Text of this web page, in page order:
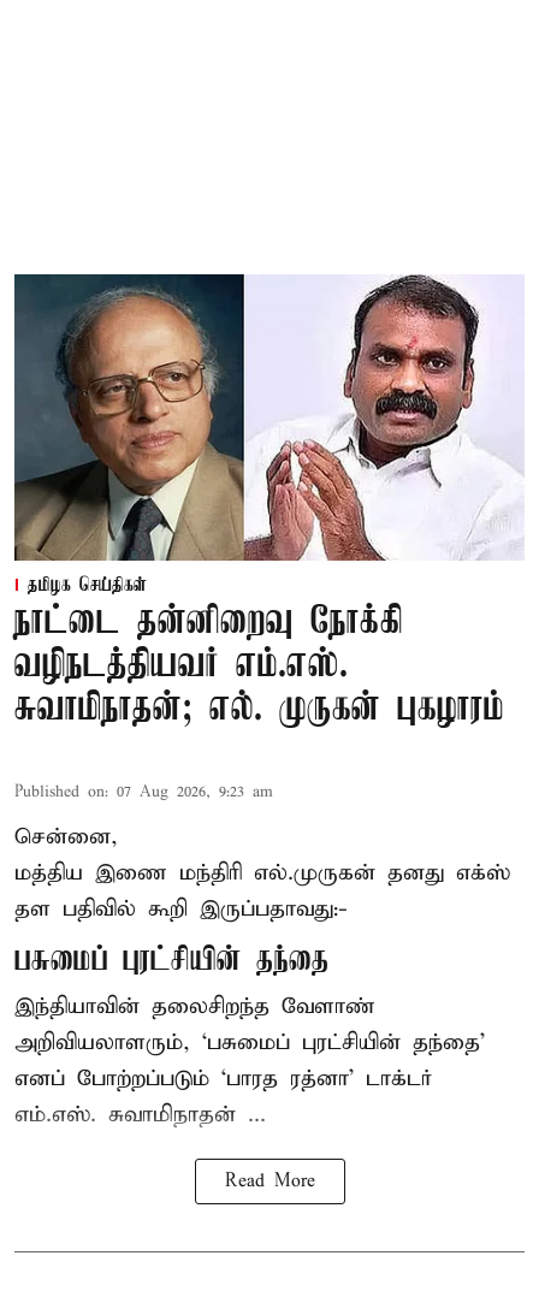
தமிழக செய்திகள்
நாட்டை தன்னிறைவு நோக்கி
வழிநடத்தியவர் எம்.எஸ்.
சுவாமிநாதன்; எல். முருகன் புகழாரம்
Published on: 07 Aug 2026, 9:23 am
சென்னை,
மத்திய இணை மந்திரி எல்.முருகன் தனது எக்ஸ்
தள பதிவில் கூறி இருப்பதாவது:-
பசுமைப் புரட்சியின் தந்தை
இந்தியாவின் தலைசிறந்த வேளாண்
அறிவியலாளரும், ‘பசுமைப் புரட்சியின் தந்தை’
எனப் போற்றப்படும் ‘பாரத ரத்னா’ டாக்டர்
எம்.எஸ். சுவாமிநாதன் ...
Read More